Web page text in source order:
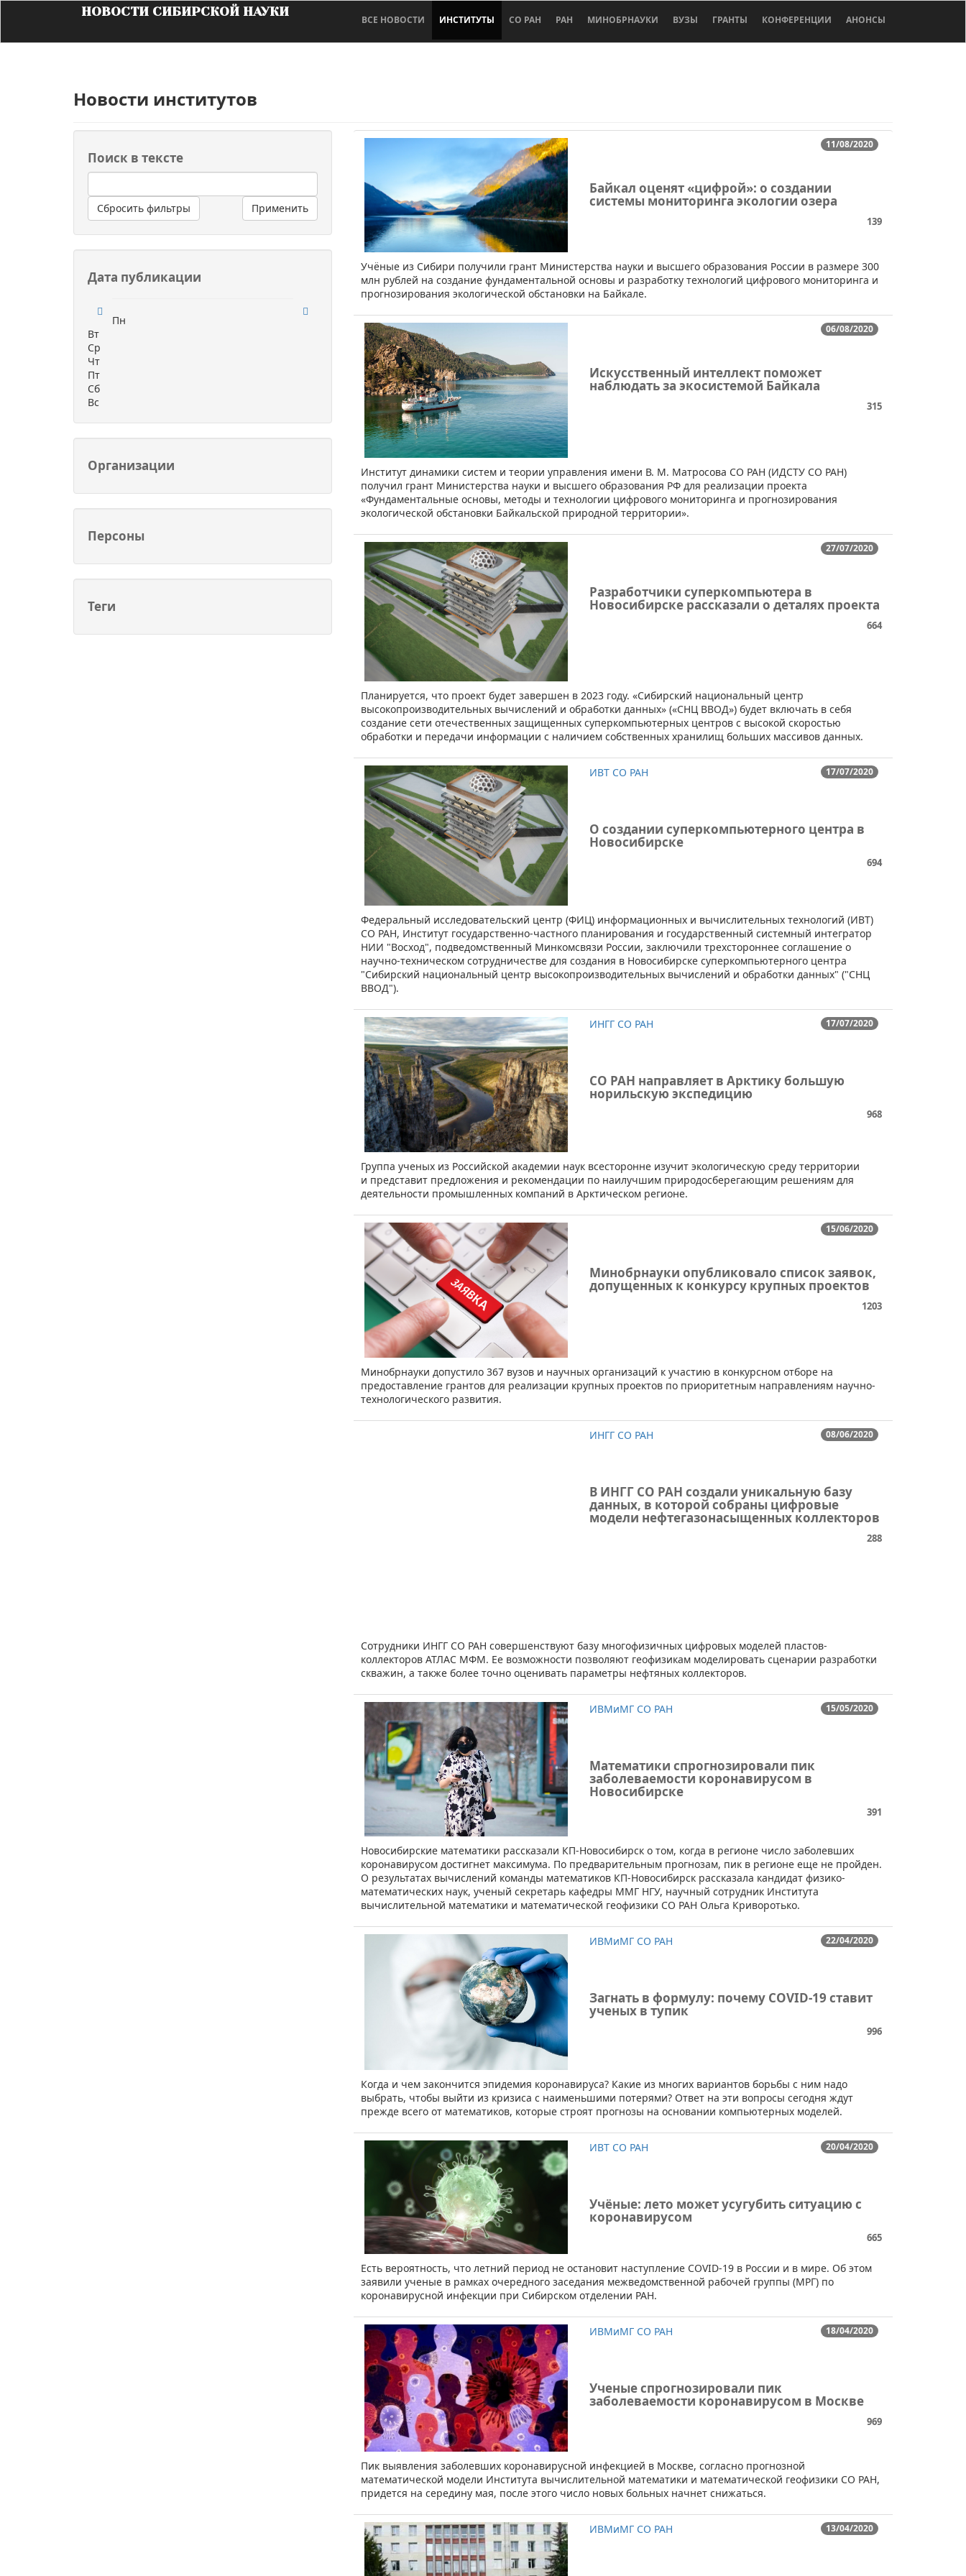
НОВОСТИ СИБИРСКОЙ НАУКИ
ВСЕ НОВОСТИ ИНСТИТУТЫ СО РАН РАН МИНОБРНАУКИ ВУЗЫ ГРАНТЫ КОНФЕРЕНЦИИ АНОНСЫ
Новости институтов
Поиск в тексте
Сбросить фильтры Применить
Дата публикации
Пн
Вт
Ср
Чт
Пт
Сб
Вс
Организации
Персоны
Теги
11/08/2020
Байкал оценят «цифрой»: о создании
системы мониторинга экологии озера
139
​​Учёные из Сибири получили грант Министерства науки и высшего образования России в размере 300
млн рублей на создание фундаментальной основы и разработку технологий цифрового мониторинга и
прогнозирования экологической обстановки на Байкале.
06/08/2020
Искусственный интеллект поможет
наблюдать за экосистемой Байкала
315
​​Институт динамики систем и теории управления имени В. М. Матросова СО РАН (ИДСТУ СО РАН)
получил грант Министерства науки и высшего образования РФ для реализации проекта
«Фундаментальные основы, методы и технологии цифрового мониторинга и прогнозирования
экологической обстановки Байкальской природной территории».
27/07/2020
Разработчики суперкомпьютера в
Новосибирске рассказали о деталях проекта
664
​Планируется, что проект будет завершен в 2023 году. ​«Сибирский национальный центр
высокопроизводительных вычислений и обработки данных» («СНЦ ВВОД») будет включать в себя
создание сети отечественных защищенных суперкомпьютерных центров с высокой скоростью
обработки и передачи информации с наличием собственных хранилищ больших массивов данных.
17/07/2020
ИВТ СО РАН
О создании суперкомпьютерного центра в
Новосибирске
694
Федеральный исследовательский центр (ФИЦ) информационных и вычислительных технологий (ИВТ)
СО РАН, Институт государственно-частного планирования и государственный системный интегратор
НИИ "Восход", подведомственный Минкомсвязи России, заключили трехстороннее соглашение о
научно-техническом сотрудничестве для создания в Новосибирске суперкомпьютерного центра
"Сибирский национальный центр высокопроизводительных вычислений и обработки данных" ("СНЦ
ВВОД").
17/07/2020
ИНГГ СО РАН
СО РАН направляет в Арктику большую
норильскую экспедицию
968
​​Группа ученых из Российской академии наук всесторонне изучит экологическую среду территории
и представит предложения и рекомендации по наилучшим природосберегающим решениям для
деятельности промышленных компаний в Арктическом регионе.
15/06/2020
Минобрнауки опубликовало список заявок,
допущенных к конкурсу крупных проектов
1203
​Минобрнауки допустило 367 вузов и научных организаций к участию в конкурсном отборе на
предоставление грантов для реализации крупных проектов по приоритетным направлениям научно-
технологического развития.
08/06/2020
ИНГГ СО РАН
В ИНГГ СО РАН создали уникальную базу
данных, в которой собраны цифровые
модели нефтегазонасыщенных коллекторов
288
Сотрудники ИНГГ СО РАН совершенствуют базу многофизичных цифровых моделей пластов-
коллекторов АТЛАС МФМ. Ее возможности позволяют геофизикам моделировать сценарии разработки
скважин, а также более точно оценивать параметры нефтяных коллекторов.
15/05/2020
ИВМиМГ СО РАН
Математики спрогнозировали пик
заболеваемости коронавирусом в
Новосибирске
391
Новосибирские математики рассказали КП-Новосибирск о том, когда в регионе число заболевших
коронавирусом достигнет максимума. По предварительным прогнозам, пик в регионе еще не пройден.
О результатах вычислений команды математиков КП-Новосибирск рассказала кандидат физико-
математических наук, ученый секретарь кафедры ММГ НГУ, научный сотрудник Института
вычислительной математики и математической геофизики СО РАН Ольга Криворотько.
22/04/2020
ИВМиМГ СО РАН
Загнать в формулу: почему COVID-19 ставит
ученых в тупик
996
​Когда и чем закончится эпидемия коронавируса? Какие из многих вариантов борьбы с ним надо
выбрать, чтобы выйти из кризиса с наименьшими потерями? Ответ на эти вопросы сегодня ждут
прежде всего от математиков, которые строят прогнозы на основании компьютерных моделей.
20/04/2020
ИВТ СО РАН
Учёные: лето может усугубить ситуацию с
коронавирусом
665
​​​​Есть вероятность, что летний период не остановит наступление COVID-19 в России и в мире. Об этом
заявили ученые в рамках очередного заседания межведомственной рабочей группы (МРГ) по
коронавирусной инфекции при Сибирском отделении РАН.
18/04/2020
ИВМиМГ СО РАН
Ученые спрогнозировали пик
заболеваемости коронавирусом в Москве
969
​​Пик выявления заболевших коронавирусной инфекцией в Москве, согласно прогнозной
математической модели Института вычислительной математики и математической геофизики СО РАН,
придется на середину мая, после этого число новых больных начнет снижаться.
13/04/2020
ИВМиМГ СО РАН